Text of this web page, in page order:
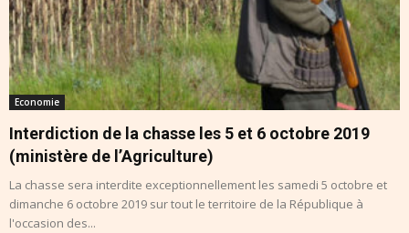
Economie
Interdiction de la chasse les 5 et 6 octobre 2019
(ministère de l’Agriculture)
La chasse sera interdite exceptionnellement les samedi 5 octobre et
dimanche 6 octobre 2019 sur tout le territoire de la République à
l'occasion des...